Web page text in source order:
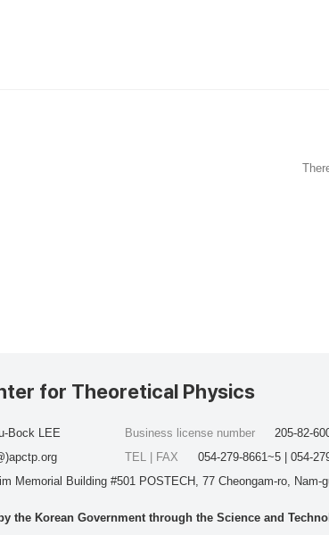
for Theoretical Physics
Bock LEE
Memorial Building #501 POSTECH, 77 Cheongam-ro,
Business license number
205-82-
TEL | FAX
054-279-8661~5 | 054-
the Korean Government through the Science and